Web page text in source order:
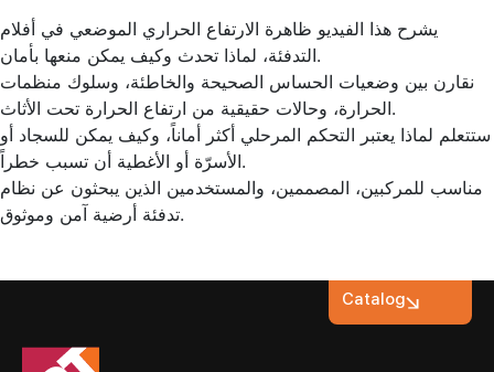
يشرح هذا الفيديو ظاهرة الارتفاع الحراري الموضعي في أفلام
التدفئة، لماذا تحدث وكيف يمكن منعها بأمان.
نقارن بين وضعيات الحساس الصحيحة والخاطئة، وسلوك منظمات
الحرارة، وحالات حقيقية من ارتفاع الحرارة تحت الأثاث.
ستتعلم لماذا يعتبر التحكم المرحلي أكثر أماناً، وكيف يمكن للسجاد أو
الأسرّة أو الأغطية أن تسبب خطراً.
مناسب للمركبين، المصممين، والمستخدمين الذين يبحثون عن نظام
تدفئة أرضية آمن وموثوق.
Catalog